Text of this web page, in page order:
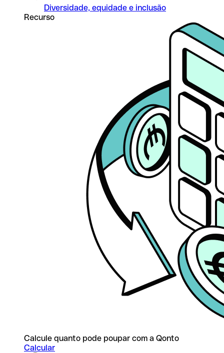
Diversidade, equidade e inclusão
Recurso
Calcule quanto pode poupar com a Qonto
Calcular